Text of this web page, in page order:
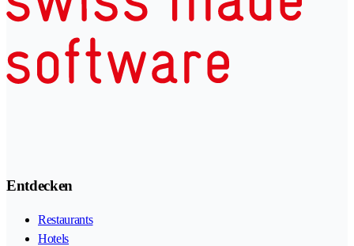
Entdecken
Restaurants
Hotels